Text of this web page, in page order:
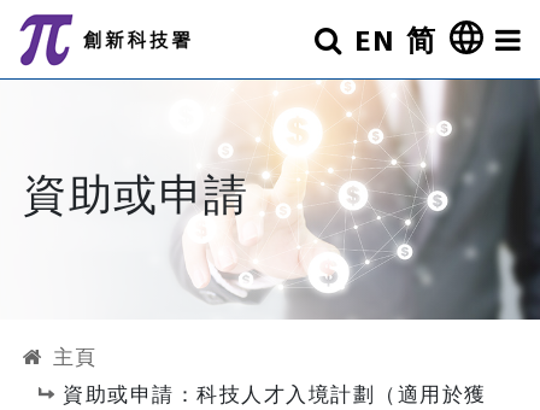
跳至主要內容
搜尋
EN 简
其他
資助或申請
主頁
資助或申請：科技人才入境計劃（適用於獲